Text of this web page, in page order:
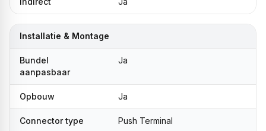
Installatie & Montage
Bundel
aanpasbaar
Ja
Opbouw Ja
Connector type Push Terminal